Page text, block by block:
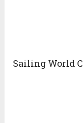
Sailing World